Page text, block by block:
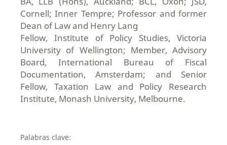
Cornell; Inner Tempre; Professor and former
Dean of Law and Henry Lang
Fellow, Institute of Policy Studies, Victoria
University of Wellington; Member, Advisory
Board, International Bureau of Fiscal
Documentation, Amsterdam; and Senior
Fellow, Taxation Law and Policy Research
Institute, Monash University, Melbourne.
Palabras clave: